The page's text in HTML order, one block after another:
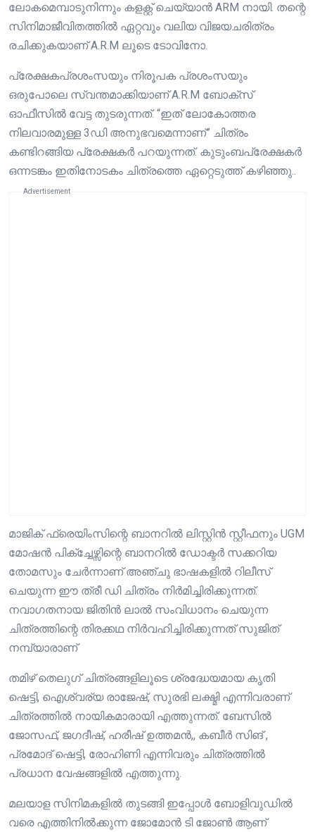
ലോകമെമ്പാടുനിന്നും കളക്റ്റ് ചെയ്യാൻ ARM നായി. തന്റെ
സിനിമാജീവിതത്തിൽ ഏറ്റവും വലിയ വിജയചരിത്രം
രചിക്കുകയാണ് A.R.M ലൂടെ ടോവിനോ.
പ്രേക്ഷകപ്രശംസയും നിരൂപക പ്രശംസയും
ഒരുപോലെ സ്വന്തമാക്കിയാണ് A.R.M ബോക്സ്
ഓഫീസിൽ വേട്ട തുടരുന്നത്. “ഇത് ലോകോത്തര
നിലവാരമുള്ള 3ഡി അനുഭവമെന്നാണ്” ചിത്രം
കണ്ടിറങ്ങിയ പ്രേക്ഷകർ പറയുന്നത്. കുടുംബപ്രേക്ഷകർ
ഒന്നടങ്കം ഇതിനോടകം ചിത്രത്തെ ഏറ്റെടുത്ത് കഴിഞ്ഞു..
Advertisement
മാജിക് ഫ്രെയിംസിന്റെ ബാനറിൽ ലിസ്റ്റിൻ സ്റ്റീഫനും UGM
മോഷൻ പിക്ച്ചേഴ്സിന്റെ ബാനറിൽ ഡോക്ടർ സക്കറിയ
തോമസും ചേർന്നാണ് അഞ്ചു ഭാഷകളിൽ റിലീസ്
ചെയുന്ന ഈ ത്രീ ഡി ചിത്രം നിർമിച്ചിരിക്കുന്നത്.
നവാഗതനായ ജിതിൻ ലാൽ സംവിധാനം ചെയുന്ന
ചിത്രത്തിന്റെ തിരക്കഥ നിർവഹിച്ചിരിക്കുന്നത് സുജിത്
നമ്പ്യാരാണ്
തമിഴ് തെലുഗ് ചിത്രങ്ങളിലൂടെ ശ്രദ്ധേയമായ കൃതി
ഷെട്ടി, ഐശ്വര്യ രാജേഷ്, സുരഭി ലക്ഷ്മി എന്നിവരാണ്
ചിത്രത്തിൽ നായികമാരായി എത്തുന്നത്. ബേസിൽ
ജോസഫ്, ജഗദീഷ്, ഹരീഷ് ഉത്തമൻ,, കബീർ സിങ് ,
പ്രമോദ് ഷെട്ടി, രോഹിണി എന്നിവരും ചിത്രത്തിൽ
പ്രധാന വേഷങ്ങളിൽ എത്തുന്നു.
മലയാള സിനിമകളിൽ തുടങ്ങി ഇപ്പോൾ ബോളിവുഡിൽ
വരെ എത്തിനിൽക്കുന്ന ജോമോൻ ടി ജോൺ ആണ്